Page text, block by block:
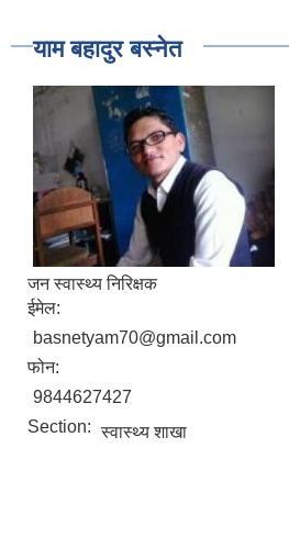
याम बहादुर बस्नेत
जन स्वास्थ्य निरिक्षक
ईमेल:
basnetyam70@gmail.com
फोन:
9844627427
Section: स्वास्थ्य शाखा